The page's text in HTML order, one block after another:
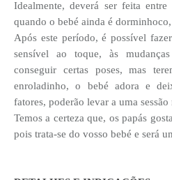
Idealmente, deverá ser feita
quando o bebé ainda é
Após este período, é possível
sensível ao toque, às
conseguir certas poses, mas
enroladinho, o bebé adora e
fatores, poderão levar a uma
Temos a certeza que, os papás
pois trata-se do vosso bebé e será